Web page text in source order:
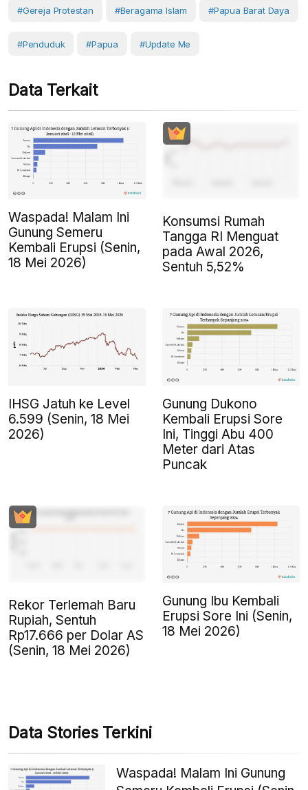
#gereja Protestan #beragama Islam #Papua Barat Daya
#Penduduk #Papua #Update Me
Data Terkait
Waspada! Malam Ini
Gunung Semeru
Kembali Erupsi (Senin,
18 Mei 2026)
Konsumsi Rumah
Tangga RI Menguat
pada Awal 2026,
Sentuh 5,52%
IHSG Jatuh ke Level
6.599 (Senin, 18 Mei
2026)
Gunung Dukono
Kembali Erupsi Sore
Ini, Tinggi Abu 400
Meter dari Atas
Puncak
Rekor Terlemah Baru
Rupiah, Sentuh
Rp17.666 per Dolar AS
(Senin, 18 Mei 2026)
Gunung Ibu Kembali
Erupsi Sore Ini (Senin,
18 Mei 2026)
Data Stories Terkini
Waspada! Malam Ini Gunung